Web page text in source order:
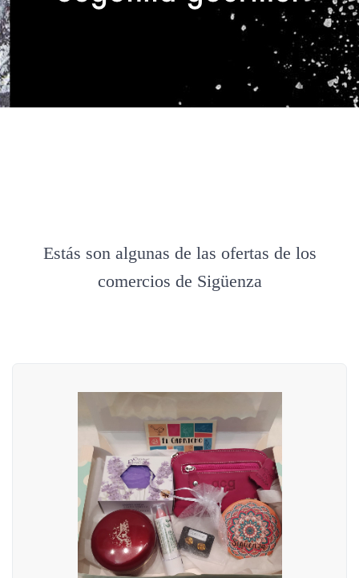
Estás son algunas de las ofertas de los
comercios de Sigüenza